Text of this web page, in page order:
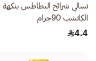
تسالي شرائح البطاطس بنكهة
الكاتشب 90جرام
4.4